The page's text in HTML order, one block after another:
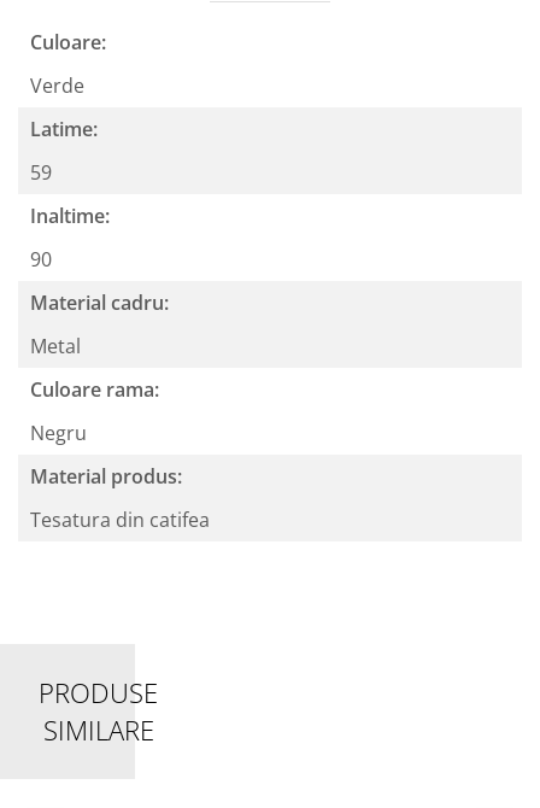
Culoare:
Verde
Latime:
59
Inaltime:
90
Material cadru:
Metal
Culoare rama:
Negru
Material produs:
Tesatura din catifea
PRODUSE
SIMILARE